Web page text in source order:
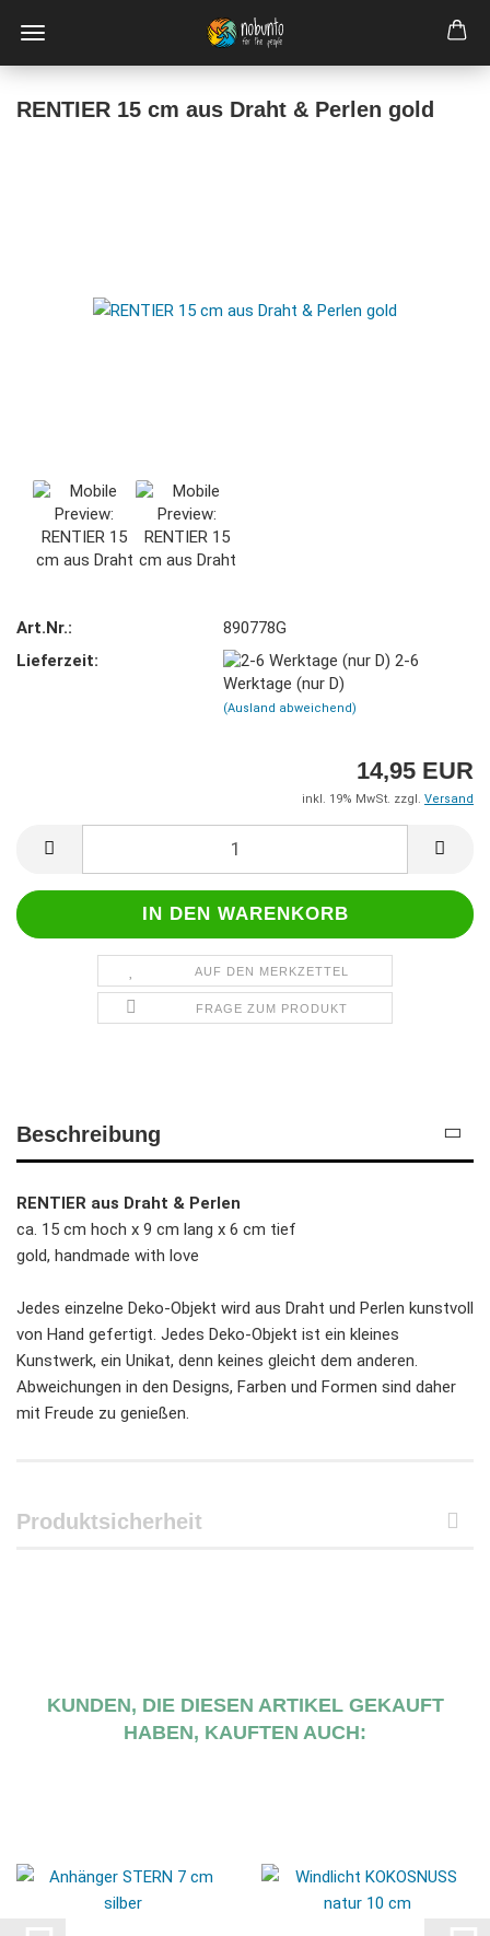
RENTIER 15 cm aus Draht & Perlen gold
Art.Nr.:
890778G
Lieferzeit:
2-6
Werktage (nur D)
(Ausland abweichend)
14,95 EUR
inkl. 19% MwSt. zzgl. Versand
AUF DEN MERKZETTEL
FRAGE ZUM PRODUKT
Beschreibung
RENTIER aus Draht & Perlen
ca. 15 cm hoch x 9 cm lang x 6 cm tief
gold, handmade with love
Jedes einzelne Deko-Objekt wird aus Draht und Perlen kunstvoll
von Hand gefertigt. Jedes Deko-Objekt ist ein kleines
Kunstwerk, ein Unikat, denn keines gleicht dem anderen.
Abweichungen in den Designs, Farben und Formen sind daher
mit Freude zu genießen.
Produktsicherheit
KUNDEN, DIE DIESEN ARTIKEL GEKAUFT
HABEN, KAUFTEN AUCH: